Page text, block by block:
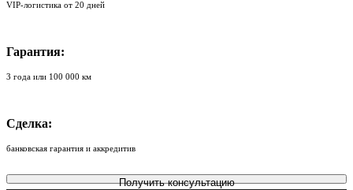
VIP-логистика от 20 дней
Гарантия:
3 года или 100 000 км
Сделка:
банковская гарантия и аккредитив
Получить консультацию